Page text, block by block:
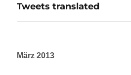
Nächster
Beitrag:
Tweets translated
März 2013